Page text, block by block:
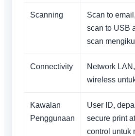
Scanning
Scan to
scan to USB
scan
Connectivity
Network
wireless
Kawalan
Penggunaan
User ID,
secure print
control untuk